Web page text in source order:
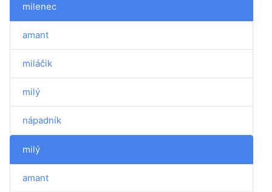
milenec
amant
miláčik
milý
nápadník
milý
amant